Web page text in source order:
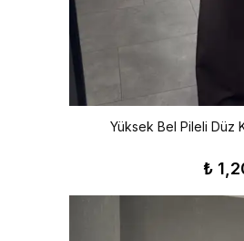
Yüksek Bel Pileli Düz
₺